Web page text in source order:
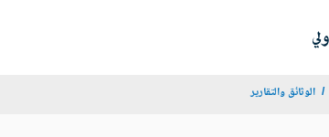
الوثائق والتقارير